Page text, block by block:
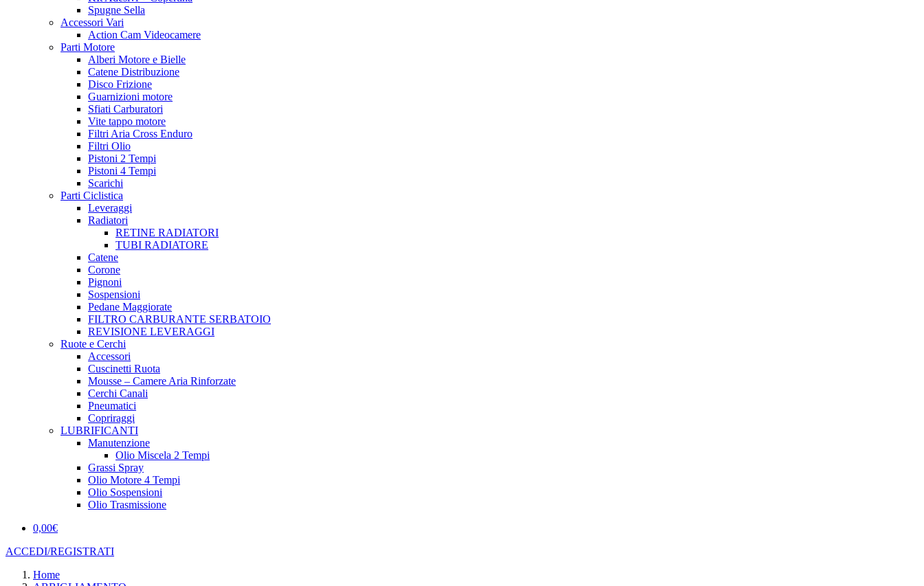
Spugne Sella
Accessori Vari
Action Cam Videocamere
Parti Motore
Alberi Motore e Bielle
Catene Distribuzione
Disco Frizione
Guarnizioni motore
Sfiati Carburatori
Vite tappo motore
Filtri Aria Cross Enduro
Filtri Olio
Pistoni 2 Tempi
Pistoni 4 Tempi
Scarichi
Parti Ciclistica
Leveraggi
Radiatori
RETINE RADIATORI
TUBI RADIATORE
Catene
Corone
Pignoni
Sospensioni
Pedane Maggiorate
FILTRO CARBURANTE SERBATOIO
REVISIONE LEVERAGGI
Ruote e Cerchi
Accessori
Cuscinetti Ruota
Mousse – Camere Aria Rinforzate
Cerchi Canali
Pneumatici
Copriraggi
LUBRIFICANTI
Manutenzione
Olio Miscela 2 Tempi
Grassi Spray
Olio Motore 4 Tempi
Olio Sospensioni
Olio Trasmissione
0,00€
ACCEDI/REGISTRATI
Home